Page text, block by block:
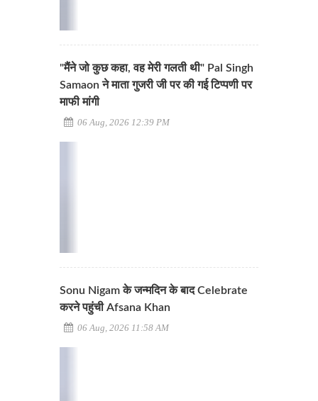
"मैंने जो कुछ कहा, वह मेरी गलती थी" Pal Singh
Samaon ने माता गुजरी जी पर की गई टिप्पणी पर
माफी मांगी
06 Aug, 2026 12:39 PM
Sonu Nigam के जन्मदिन के बाद Celebrate
करने पहुंची Afsana Khan
06 Aug, 2026 11:58 AM